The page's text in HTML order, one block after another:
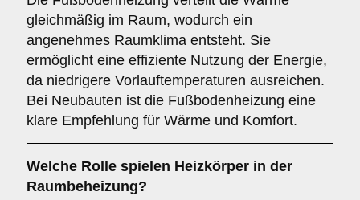
gleichmäßig im Raum, wodurch ein
angenehmes Raumklima entsteht. Sie
ermöglicht eine effiziente Nutzung der Energie,
da niedrigere Vorlauftemperaturen ausreichen.
Bei Neubauten ist die Fußbodenheizung eine
klare Empfehlung für Wärme und Komfort.
Welche Rolle spielen Heizkörper in der
Raumbeheizung?